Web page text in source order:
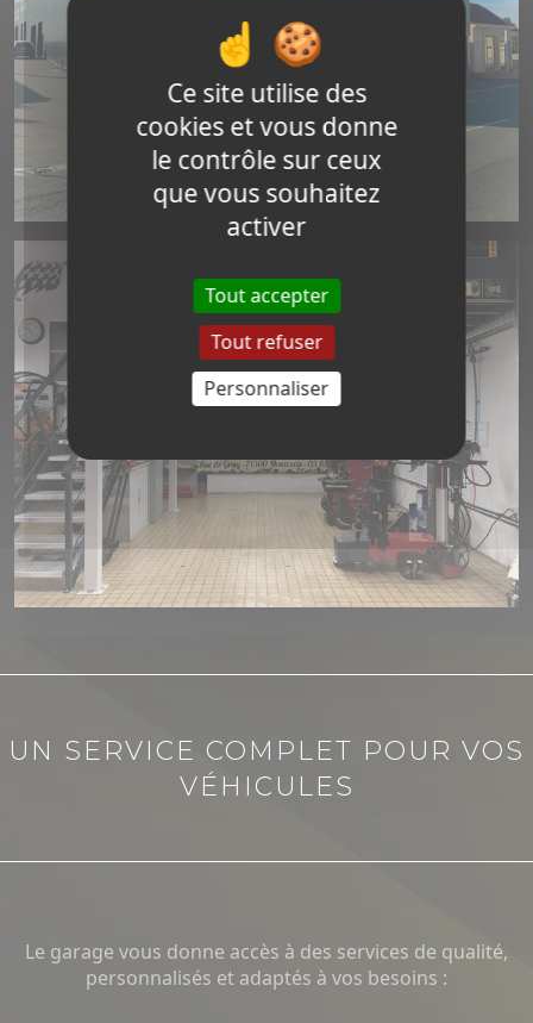
UN SERVICE COMPLET POUR VOS
VÉHICULES
Le garage vous donne accès à des services de qualité,
personnalisés et adaptés à vos besoins :
Ce site utilise des
cookies et vous donne
le contrôle sur ceux
que vous souhaitez
activer
Tout accepter
Tout refuser
Personnaliser